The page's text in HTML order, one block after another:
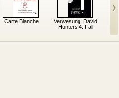
Carte Blanche
Verwesung: David
Hunters 4. Fall